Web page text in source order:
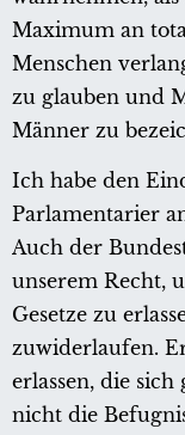
Maximum an
Menschen
zu glauben und
Männer zu
Ich habe den
Parlamentarier
Auch der
unserem Recht,
Gesetze zu
zuwiderlaufen.
erlassen, die sich
nicht die